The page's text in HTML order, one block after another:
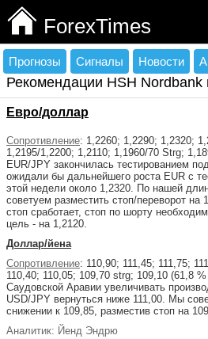
ForexTimes
Прогнозы Сигналы Новости
Рекомендации HSH Nordbank
Евро/доллар
Сопротивление: 1,2260; 1,2290; 1,2320;
1,2195/1,2200; 1,2110; 1,1960/70 Strg;
EUR/JPY закончилась тестированием
ожидали бы дальнейшего роста EUR с
этой недели около 1,2320. По нашей
советуем разместить стоп/переворот
стоп сработает, стоп по шорту
цель - на 1,2120.
Доллар/йена
Сопротивление: 110,90; 111,45; 111,75;
110,40; 110,05; 109,70 strg; 109,10 (61,8
Саудовской Аравии увеличивать
USD/JPY вернуться ниже 111,00. Мы
снижении к 109,85, разместив стоп на
Аналитик: Йенд Эндрю